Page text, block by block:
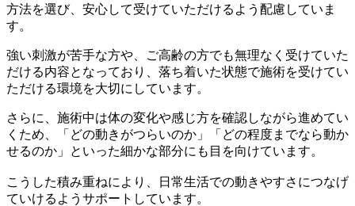
方法を選び、安心して受けていただけるよう配慮していま
す。
強い刺激が苦手な方や、ご高齢の方でも無理なく受けていた
だける内容となっており、落ち着いた状態で施術を受けてい
ただける環境を大切にしています。
さらに、施術中は体の変化や感じ方を確認しながら進めてい
くため、「どの動きがつらいのか」「どの程度までなら動か
せるのか」といった細かな部分にも目を向けています。
こうした積み重ねにより、日常生活での動きやすさにつなげ
ていけるようサポートしています。